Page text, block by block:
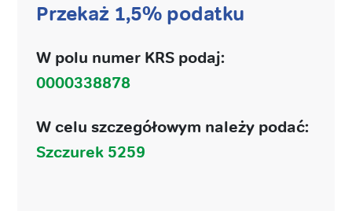
Przekaż 1,5% podatku
W polu numer KRS podaj:
0000338878
W celu szczegółowym należy podać:
Szczurek 5259